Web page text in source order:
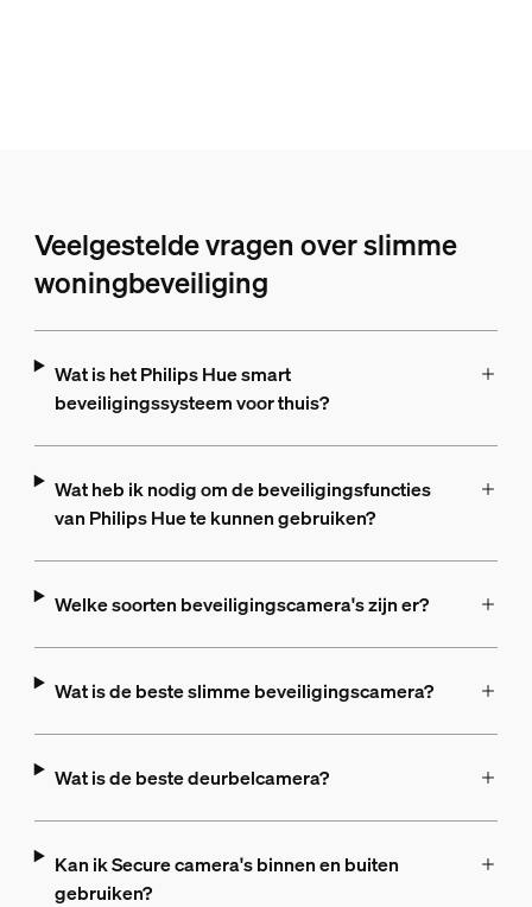
Veelgestelde vragen over slimme
woningbeveiliging
Wat is het Philips Hue smart
beveiligingssysteem voor thuis?
Wat heb ik nodig om de beveiligingsfuncties
van Philips Hue te kunnen gebruiken?
Welke soorten beveiligingscamera's zijn er?
Wat is de beste slimme beveiligingscamera?
Wat is de beste deurbelcamera?
Kan ik Secure camera's binnen en buiten
gebruiken?